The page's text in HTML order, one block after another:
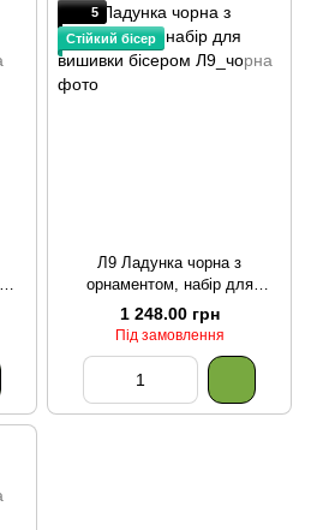
5
Стійкий бісер
Л9 Ладунка чорна з
орнаментом, набір для
вишивки бісером
1 248.00 грн
Під замовлення